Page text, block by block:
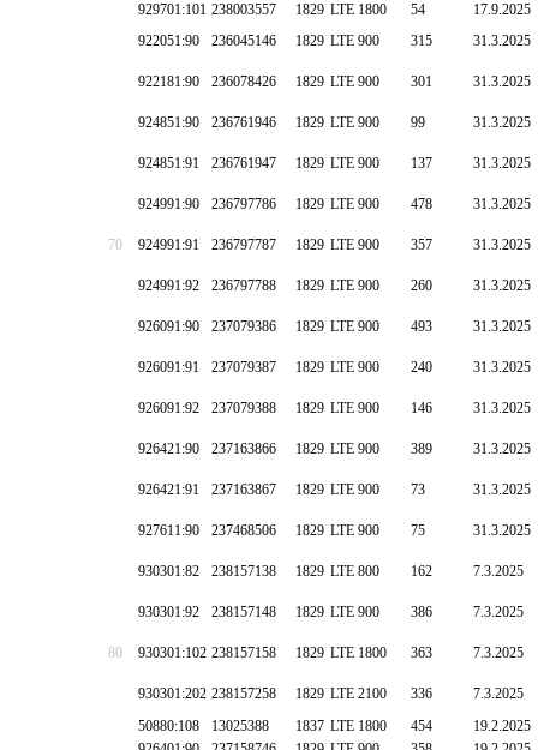
929701:101 238003557 1829 LTE 1800 54
17.9.2025
922051:90
236045146 1829 LTE 900 315 31.3.2025
922181:90 236078426 1829 LTE 900 301 31.3.2025
924851:90 236761946 1829 LTE 900 99 31.3.2025
924851:91 236761947 1829 LTE 900 137 31.3.2025
924991:90 236797786 1829 LTE 900 478 31.3.2025
70 924991:91 236797787 1829 LTE 900 357 31.3.2025
924991:92 236797788 1829 LTE 900 260 31.3.2025
926091:90 237079386 1829 LTE 900 493 31.3.2025
926091:91 237079387 1829 LTE 900 240 31.3.2025
926091:92 237079388 1829 LTE 900 146 31.3.2025
926421:90 237163866 1829 LTE 900 389 31.3.2025
926421:91 237163867 1829 LTE 900 73 31.3.2025
927611:90 237468506 1829 LTE 900 75 31.3.2025
930301:82 238157138 1829 LTE 800 162 7.3.2025
930301:92 238157148 1829 LTE 900 386 7.3.2025
80 930301:102 238157158 1829 LTE 1800 363 7.3.2025
930301:202 238157258 1829 LTE 2100 336
7.3.2025
50880:108
13025388 1837 LTE 1800 454
19.2.2025